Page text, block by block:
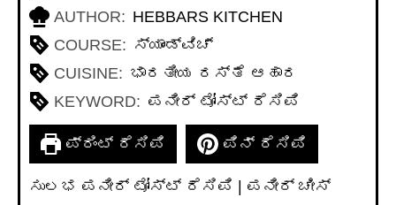
AUTHOR: HEBBARS KITCHEN
COURSE: ಸ್ಯಾಂಡ್‌ವಿಚ್
CUISINE: ಭಾರತೀಯ ರಸ್ತೆ ಆಹಾರ
KEYWORD: ಪನೀರ್ ಟೋಸ್ಟ್ ರೆಸಿಪಿ
ಪ್ರಿಂಟ್ ರೆಸಿಪಿ ಪಿನ್ ರೆಸಿಪಿ
ಸುಲಭ ಪನೀರ್ ಟೋಸ್ಟ್ ರೆಸಿಪಿ | ಪನೀರ್ ಚೀಸ್